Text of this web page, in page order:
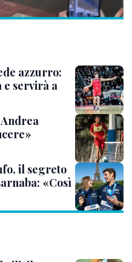
azzurro:
e servirà a
il segreto
«Così